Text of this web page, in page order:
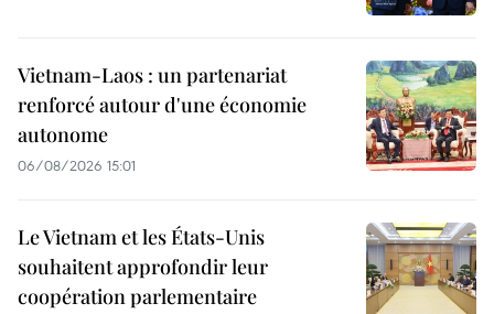
Vietnam-Laos : un partenariat
renforcé autour d'une économie
autonome
06/08/2026 15:01
Le Vietnam et les États-Unis
souhaitent approfondir leur
coopération parlementaire